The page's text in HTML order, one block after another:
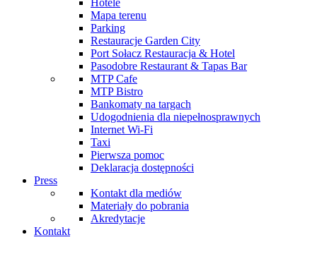
Mapa terenu
Parking
Restauracje Garden City
Port Sołacz Restauracja & Hotel
Pasodobre Restaurant & Tapas Bar
MTP Cafe
MTP Bistro
Bankomaty na targach
Udogodnienia dla niepełnosprawnych
Internet Wi-Fi
Taxi
Pierwsza pomoc
Deklaracja dostępności
Press
Kontakt dla mediów
Materiały do pobrania
Akredytacje
Kontakt